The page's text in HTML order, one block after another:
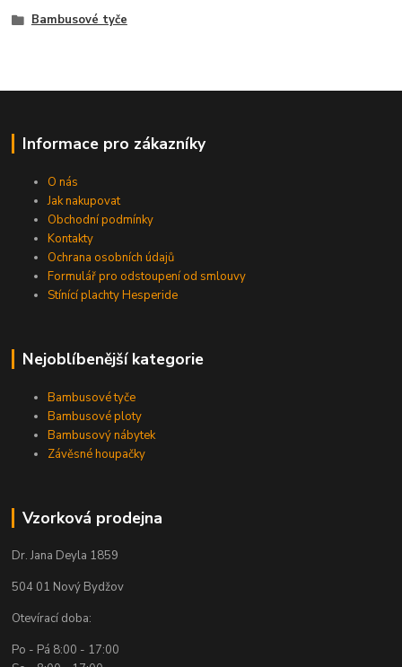
Bambusové tyče
Informace pro zákazníky
O nás
Jak nakupovat
Obchodní podmínky
Kontakty
Ochrana osobních údajů
Formulář pro odstoupení od smlouvy
Stínící plachty Hesperide
Nejoblíbenější kategorie
Bambusové tyče
Bambusové ploty
Bambusový nábytek
Závěsné houpačky
Vzorková prodejna
Dr. Jana Deyla 1859
504 01 Nový Bydžov
Otevírací doba:
Po - Pá 8:00 - 17:00